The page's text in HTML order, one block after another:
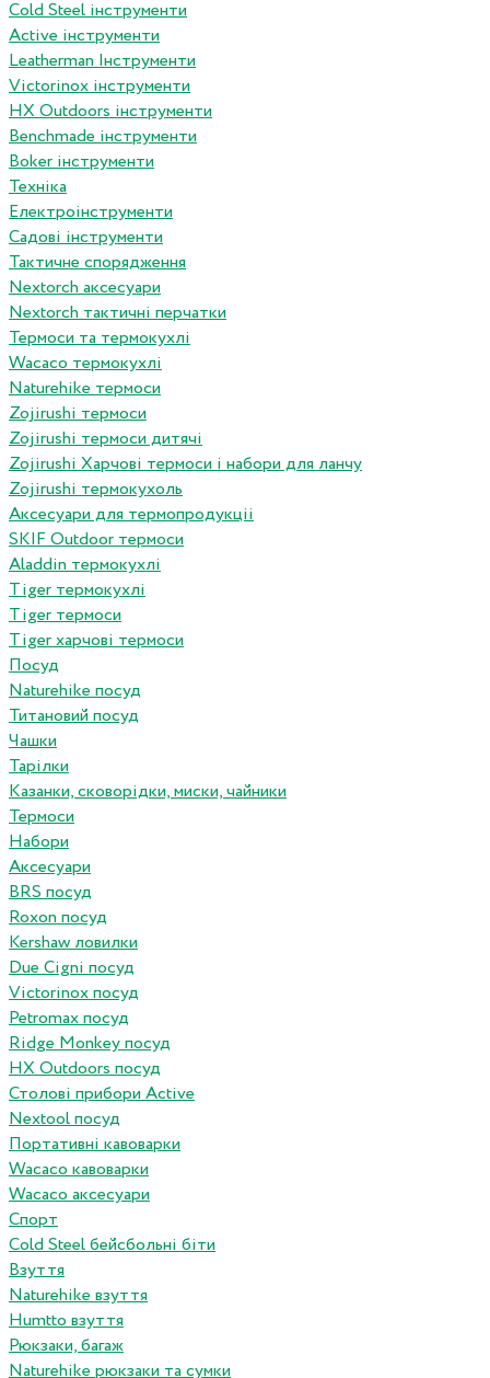
Сold Steel інструменти
Active інструменти
Leatherman Інструменти
Victorinox інструменти
HX Outdoors інструменти
Benchmade інструменти
Boker інструменти
Техніка
Електроінструменти
Садові інструменти
Тактичне спорядження
Nextorch аксесуари
Nextorch тактичні перчатки
Термоси та термокухлі
Wacaco термокухлі
Naturehike термоси
Zojirushi термоси
Zojirushi термоси дитячі
Zojirushi Харчові термоси і набори для ланчу
Zojirushi термокухоль
Аксесуари для термопродукціі
SKIF Outdoor термоси
Aladdin термокухлі
Tiger термокухлі
Tiger термоси
Tiger харчові термоси
Посуд
Naturehike посуд
Титановий посуд
Чашки
Тарілки
Казанки, сковорідки, миски, чайники
Термоси
Набори
Аксесуари
BRS посуд
Roxon посуд
Kershaw ловилки
Due Cigni посуд
Victorinox посуд
Petromax посуд
Ridge Monkey посуд
HX Outdoors посуд
Столові прибори Active
Nextool посуд
Портативні кавоварки
Wacaco кавоварки
Wacaco аксесуари
Спорт
Cold Steel бейсбольні біти
Взуття
Naturehike взуття
Humtto взуття
Рюкзаки, багаж
Naturehike рюкзаки та сумки